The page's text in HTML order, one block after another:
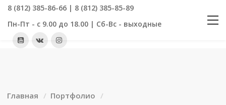
8 (812) 385-86-66 | 8 (812) 385-85-89
Пн-Пт - с 9.00 до 18.00 | Сб-Вс - выходные
Главная Портфолио